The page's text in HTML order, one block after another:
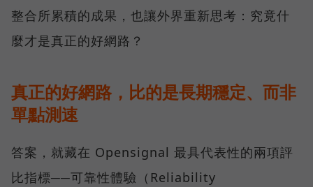
整合所累積的成果，也讓外界重新思考：究竟什
麼才是真正的好網路？
真正的好網路，比的是長期穩定、而非
單點測速
答案，就藏在 Opensignal 最具代表性的兩項評
比指標──可靠性體驗（Reliability